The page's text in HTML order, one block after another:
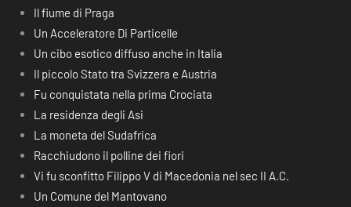
Il fiume di Praga
Un Acceleratore Di Particelle
Un cibo esotico diffuso anche in Italia
Il piccolo Stato tra Svizzera e Austria
Fu conquistata nella prima Crociata
La residenza degli Asi
La moneta del Sudafrica
Racchiudono il polline dei fiori
Vi fu sconfitto Filippo V di Macedonia nel sec II A.C.
Un Comune del Mantovano